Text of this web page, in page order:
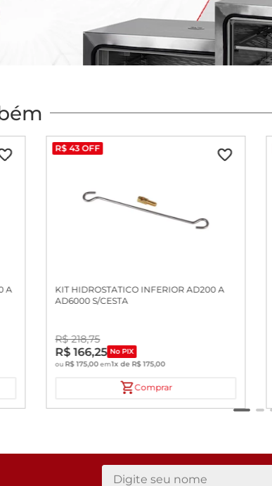
A
R$ 43OFF
KIT HIDROSTATICO INFERIOR AD200 A
AD6000 S/CESTA
R$ 218,75
R$ 166,25 No PIX
ou R$ 175,00em1x de R$ 175,00
Comprar